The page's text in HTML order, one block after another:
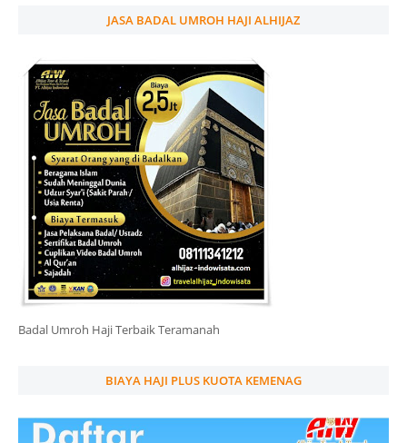
JASA BADAL UMROH HAJI ALHIJAZ
Badal Umroh Haji Terbaik Teramanah
BIAYA HAJI PLUS KUOTA KEMENAG